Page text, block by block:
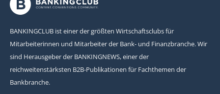
BANKINGCLUB ist einer der größten Wirtschaftsclubs für
Mitarbeiterinnen und Mitarbeiter der Bank- und Finanzbranche. Wir
sind Herausgeber der BANKINGNEWS, einer der
reichweitenstärksten B2B-Publikationen für Fachthemen der
Bankbranche.